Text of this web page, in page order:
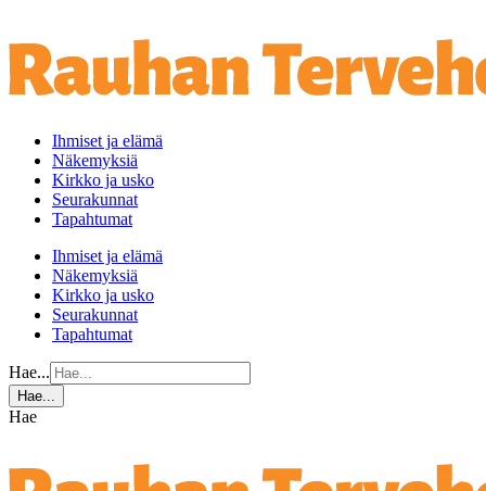
Ihmiset ja elämä
Näkemyksiä
Kirkko ja usko
Seurakunnat
Tapahtumat
Ihmiset ja elämä
Näkemyksiä
Kirkko ja usko
Seurakunnat
Tapahtumat
Hae...
Hae...
Hae